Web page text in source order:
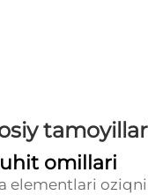
omillari
elementlari oziqni